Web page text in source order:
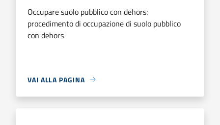
Occupare suolo pubblico con dehors:
procedimento di occupazione di suolo pubblico
con dehors
VAI ALLA PAGINA